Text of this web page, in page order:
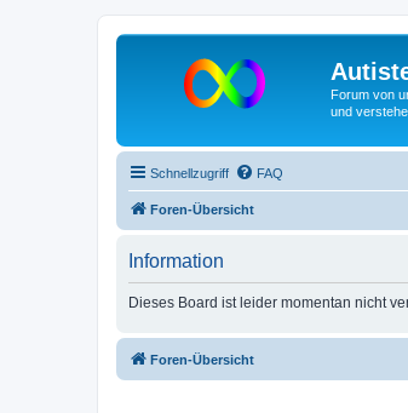
Forum von
und
Schnellzugriff FAQ
Foren-Übersicht
Information
Dieses Board ist leider momentan nicht
Foren-Übersicht